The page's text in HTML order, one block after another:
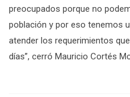
preocupados porque no
población y por eso tenemos
atender los requerimientos
días”, cerró Mauricio Cortés